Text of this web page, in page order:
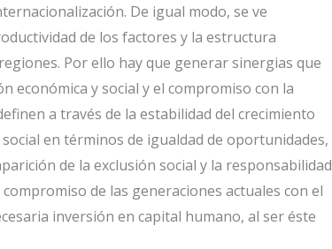
De igual modo, se ve
de los factores y la estructura
Por ello hay que generar sinergias que
económica y social y el compromiso con la
a través de la estabilidad del crecimiento
en términos de igualdad de oportunidades,
de la exclusión social y la responsabilidad
de las generaciones actuales con el
inversión en capital humano, al ser éste